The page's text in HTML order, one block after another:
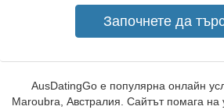
AusDatingGo е популярна онлайн
Maroubra, Австралия. Сайтът помага на